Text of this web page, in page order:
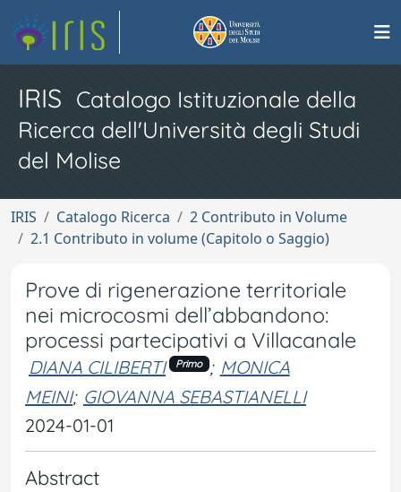
IRIS Catalogo Istituzionale della
Ricerca dell'Università degli Studi
del Molise
IRIS Catalogo Ricerca
2 Contributo in Volume
2.1 Contributo in volume (Capitolo o Saggio)
Prove di rigenerazione territoriale
nei microcosmi dell’abbandono:
processi partecipativi a Villacanale
DIANA CILIBERTI Primo ; MONICA
MEINI; GIOVANNA SEBASTIANELLI
2024-01-01
Abstract